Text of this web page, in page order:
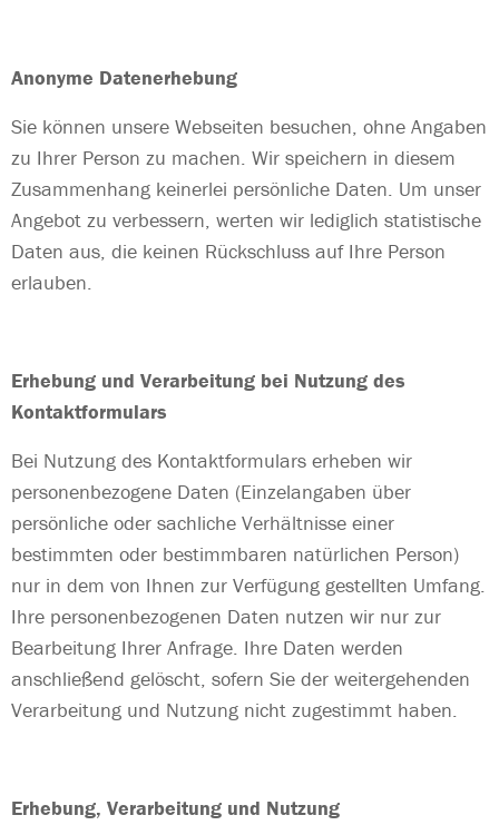
Anonyme Datenerhebung
Sie können unsere Webseiten besuchen, ohne Angaben
zu Ihrer Person zu machen. Wir speichern in diesem
Zusammenhang keinerlei persönliche Daten. Um unser
Angebot zu verbessern, werten wir lediglich statistische
Daten aus, die keinen Rückschluss auf Ihre Person
erlauben.
Erhebung und Verarbeitung bei Nutzung des
Kontaktformulars
Bei Nutzung des Kontaktformulars erheben wir
personenbezogene Daten (Einzelangaben über
persönliche oder sachliche Verhältnisse einer
bestimmten oder bestimmbaren natürlichen Person)
nur in dem von Ihnen zur Verfügung gestellten Umfang.
Ihre personenbezogenen Daten nutzen wir nur zur
Bearbeitung Ihrer Anfrage. Ihre Daten werden
anschließend gelöscht, sofern Sie der weitergehenden
Verarbeitung und Nutzung nicht zugestimmt haben.
Erhebung, Verarbeitung und Nutzung